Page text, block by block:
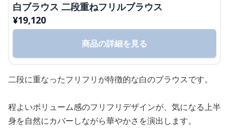
白ブラウス 二段重ねフリルブラウス
¥19,120
商品の詳細を見る
二段に重なったフリフリが特徴的な白のブラウスです。
程よいボリューム感のフリフリデザインが、気になる上半
身を自然にカバーしながら華やかさを演出します。